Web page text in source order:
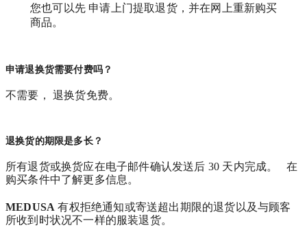
您也可以先 申请上门提取退货，并在网上重新购买
商品。
申请退换货需要付费吗？
不需要， 退换货免费。
退换货的期限是多长？
所有退货或换货应在电子邮件确认发送后 30 天内完成。 在
购买条件中了解更多信息。
MEDUSA有权拒绝通知或寄送超出期限的退货以及与顾客
所收到时状况不一样的服装退货。